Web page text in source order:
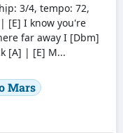
3/4, tempo: 72,
[E] I know you're
far away I [Dbm]
[A] | [E] M...
Mars